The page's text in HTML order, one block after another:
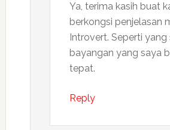
Ya, terima kasih buat
berkongsi penjelasan
Introvert. Seperti yang
bayangan yang saya
tepat.
Reply